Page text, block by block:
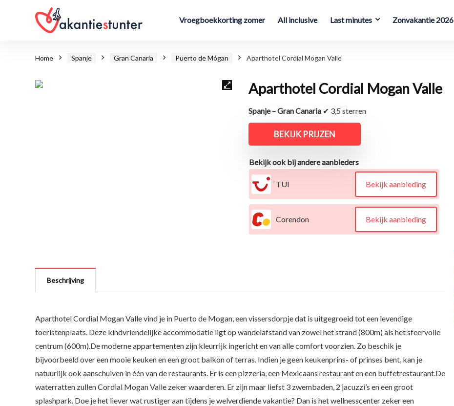
Vroegboekkorting zomer All inclusive Last minutes Zonvakantie 2026
Home Spanje Gran Canaria Puerto de Mógan Aparthotel Cordial Mogan Valle
Aparthotel Cordial Mogan Valle
Spanje – Gran Canaria✔ 3,5 sterren
BEKIJK PRIJZEN
Bekijk ook bij andere aanbieders
TUI Bekijk aanbieding
Corendon Bekijk aanbieding
Beschrijving
Aparthotel Cordial Mogan Valle vind je in Puerto de Mogan, een vissersdorpje dat is uitgegroeid tot een levendige
toeristenplaats. Deze kindvriendelijke accommodatie ligt op wandelafstand van zowel het strand (800m) als het sfeervolle
centrum (600m).De moderne appartementen zijn kleurrijk ingericht en van alle comfort voorzien. Zo beschik je
bijvoorbeeld over een mooie keuken en een groot balkon of terras. Indien je geen keukenprins- of prinses bent, kan je
natuurlijk ook aanschuiven in één van de restaurants. Er is een pizzeria, een Mexicaans restaurant en een buffetrestaurant.De
waterratten zullen Cordial Mogan Valle zeker waarderen. Er zijn maar liefst 3 zwembaden, 2 jacuzzi’s en een groot
splashpark. Doe je het liever wat rustiger aan tijdens je welverdiende vakantie? Dan is het wellnesscenter zeker een